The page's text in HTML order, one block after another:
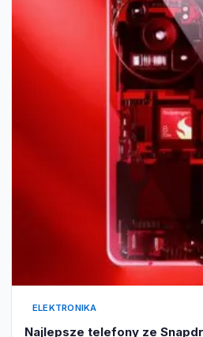
ELEKTRONIKA
Najlepsze telefony ze